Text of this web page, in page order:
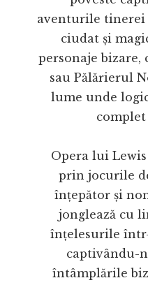
aventurile
ciudat și
personaje bizare,
sau Pălărierul
lume unde
Opera lui
prin jocurile
înțepător și
jonglează cu
înțelesurile
captivându-
întâmplările